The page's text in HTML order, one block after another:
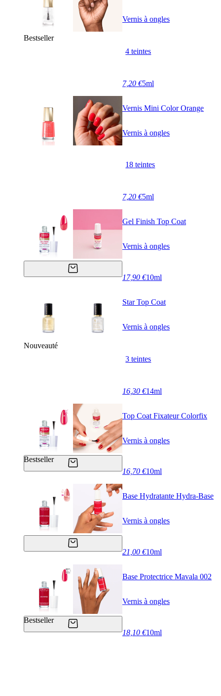
Bestseller
Vernis à ongles
4 teintes
7,20 €5ml
Vernis Mini Color Orange
Vernis à ongles
18 teintes
7,20 €5ml
Gel Finish Top Coat
Vernis à ongles
17,90 €10ml
Nouveauté
Star Top Coat
Vernis à ongles
3 teintes
16,30 €14ml
Bestseller
Top Coat Fixateur Colorfix
Vernis à ongles
16,70 €10ml
Base Hydratante Hydra-Base
Vernis à ongles
21,00 €10ml
Bestseller
Base Protectrice Mavala 002
Vernis à ongles
18,10 €10ml